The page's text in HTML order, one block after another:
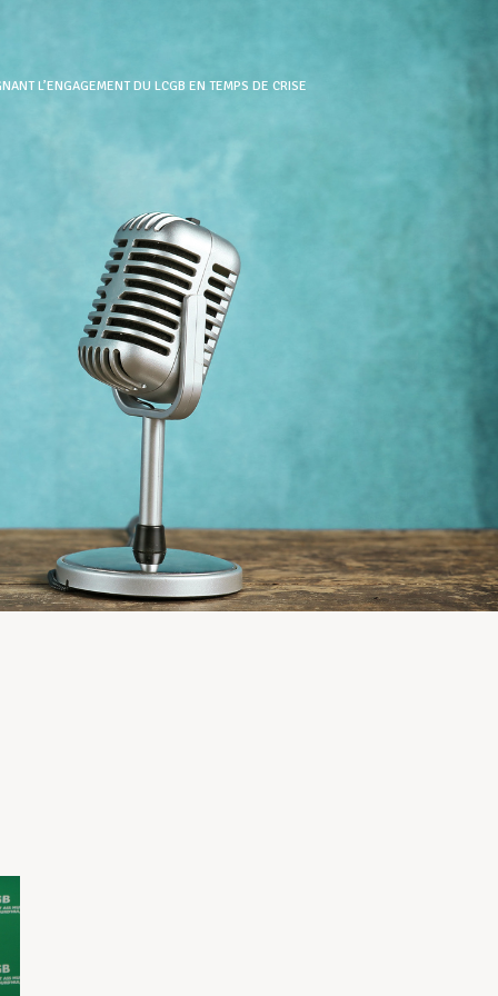
L’ENGAGEMENT DU LCGB EN TEMPS DE CRISE